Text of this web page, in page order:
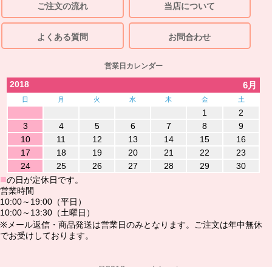
ご注文の流れ 当店について
よくある質問 お問合わせ
営業日カレンダー
2018 6月
日 月 火 水 木 金 土
1
2
3
4 5 6 7 8
9
10
11 12 13 14 15
16
17
18 19 20 21 22
23
24
25 26 27 28 29 30
■の日が定休日です。
営業時間
10:00～19:00（平日）
10:00～13:30（土曜日）
※メール返信・商品発送は営業日のみとなります。ご注文は年中無休
でお受けしております。